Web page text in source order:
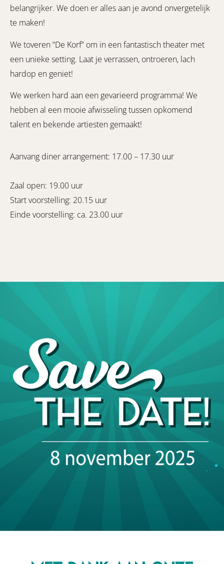
belangrijker. We doen er alles aan je avond onvergetelijk
te maken!
We toveren “De Korf” om in een fantastisch theater met
een unieke setting. Laat je verrassen, ontroeren, lach
hardop en geniet!
We werken hard aan een gevarieerd programma! We
hebben al een mooie afwisseling tussen opkomend
talent en bekende artiesten gemaakt!
Aanvang diner arrangement: 17.00 – 17.30 uur
Zaal open: 19.00 uur
Start voorstelling: 20.15 uur
Einde voorstelling: ca. 23.00 uur